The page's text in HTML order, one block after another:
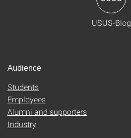
USUS-Blog
Audience
Students
Employees
Alumni and supporters
Industry